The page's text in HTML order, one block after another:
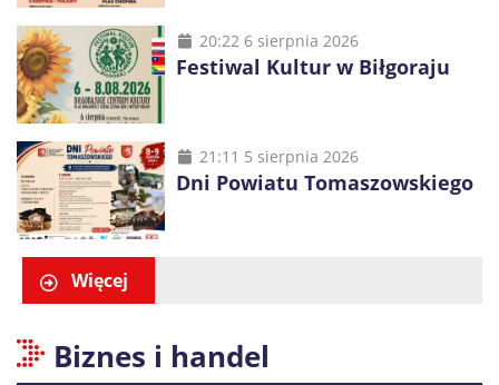
20:22 6 sierpnia 2026
Festiwal Kultur w Biłgoraju
21:11 5 sierpnia 2026
Dni Powiatu Tomaszowskiego
Więcej
Biznes i handel